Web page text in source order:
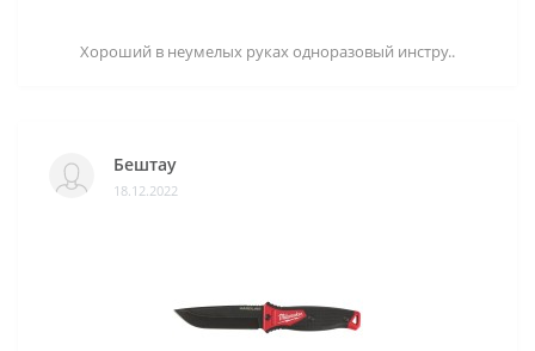
Хороший в неумелых руках одноразовый инстру..
Бештау
18.12.2022